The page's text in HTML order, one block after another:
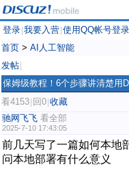
登录 我要入营 使用QQ帐号登录
首页 > AI人工智能
发帖
保姆级教程！6个步骤讲清楚用
看4153 回0 收藏
驰网飞飞 看全部
2025-7-10 17:43:05
前几天写了一篇如何本地
问本地部署有什么意义